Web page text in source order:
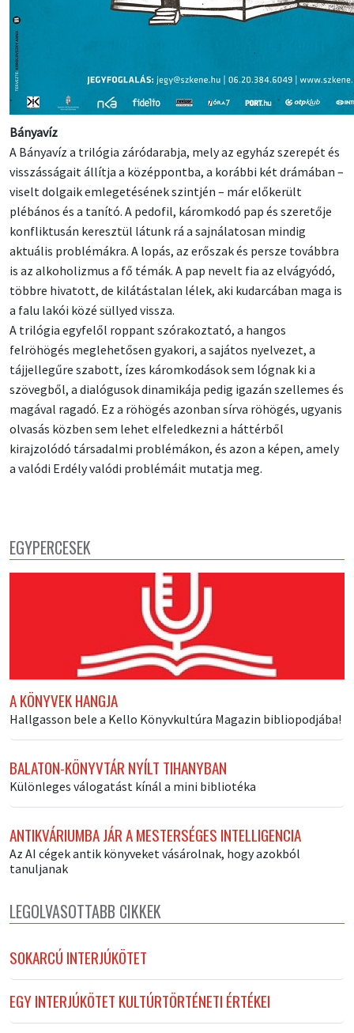
Bányavíz
A Bányavíz a trilógia záródarabja, mely az egyház szerepét és
visszásságait állítja a középpontba, a korábbi két drámában –
viselt dolgaik emlegetésének szintjén – már előkerült
plébános és a tanító. A pedofil, káromkodó pap és szeretője
konfliktusán keresztül látunk rá a sajnálatosan mindig
aktuális problémákra. A lopás, az erőszak és persze továbbra
is az alkoholizmus a fő témák. A pap nevelt fia az elvágyódó,
többre hivatott, de kilátástalan lélek, aki kudarcában maga is
a falu lakói közé süllyed vissza.
A trilógia egyfelől roppant szórakoztató, a hangos
felröhögés meglehetősen gyakori, a sajátos nyelvezet, a
tájjellegűre szabott, ízes káromkodások sem lógnak ki a
szövegből, a dialógusok dinamikája pedig igazán szellemes és
magával ragadó. Ez a röhögés azonban sírva röhögés, ugyanis
olvasás közben sem lehet elfeledkezni a háttérből
kirajzolódó társadalmi problémákon, és azon a képen, amely
a valódi Erdély valódi problémáit mutatja meg.
EGYPERCESEK
A KÖNYVEK HANGJA
Hallgasson bele a Kello Könyvkultúra Magazin bibliopodjába!
BALATON-KÖNYVTÁR NYÍLT TIHANYBAN
Különleges válogatást kínál a mini bibliotéka
ANTIKVÁRIUMBA JÁR A MESTERSÉGES INTELLIGENCIA
Az AI cégek antik könyveket vásárolnak, hogy azokból
tanuljanak
LEGOLVASOTTABB CIKKEK
SOKARCÚ INTERJÚKÖTET
EGY INTERJÚKÖTET KULTÚRTÖRTÉNETI ÉRTÉKEI